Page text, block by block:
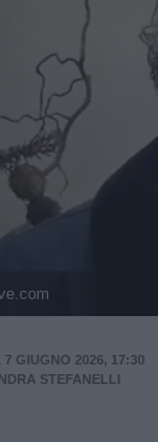
7 GIUGNO 2026, 17:30
STEFANELLI